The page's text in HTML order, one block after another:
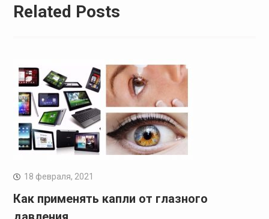
Related Posts
18 февраля, 2021
Как применять капли от глазного